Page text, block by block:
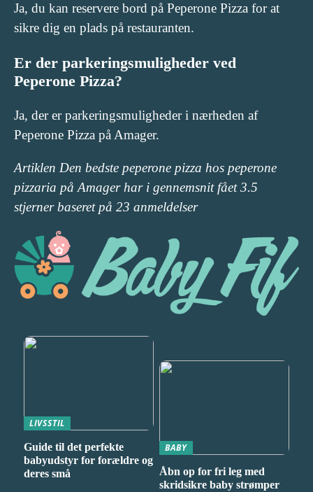
Ja, du kan reservere bord på Peperone Pizza for at
sikre dig en plads på restauranten.
Er der parkeringsmuligheder ved
Peperone Pizza?
Ja, der er parkeringsmuligheder i nærheden af
Peperone Pizza på Amager.
Artiklen Den bedste peperone pizza hos peperone
pizzaria på Amager har i gennemsnit fået3.5
stjerner baseret på 23 anmeldelser
LIVSSTIL
Guide til det perfekte
babyudstyr for forældre og
deres små
BABY
Åbn op for fri leg med
skridsikre baby strømper